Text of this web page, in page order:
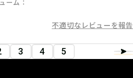
ーム
不適切なレビューを報告
3 4 5